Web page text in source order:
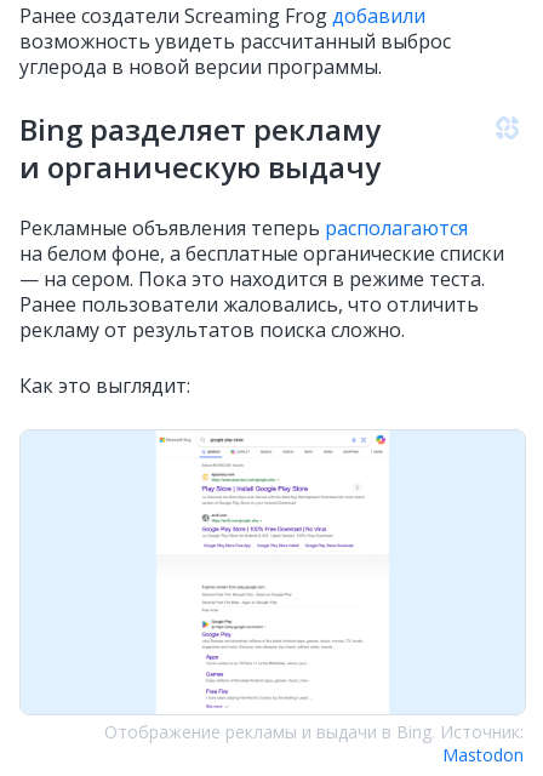
Ранее создатели Screaming Frogдобавили
возможность увидеть рассчитанный выброс
углерода в новой версии программы.
Bing разделяет рекламу
и органическую выдачу
Рекламные объявления теперь располагаются
на белом фоне, а бесплатные органические списки
— на сером. Пока это находится в режиме теста.
Ранее пользователи жаловались, что отличить
рекламу от результатов поиска сложно.
Как это выглядит:
Отображение рекламы и выдачи в Bing. Источник:
Mastodon